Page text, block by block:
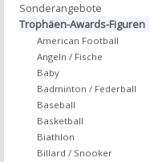
Sonderangebote
Trophäen-Awards-Figuren
American Football
Angeln / Fische
Baby
Badminton / Federball
Baseball
Basketball
Biathlon
Billard / Snooker